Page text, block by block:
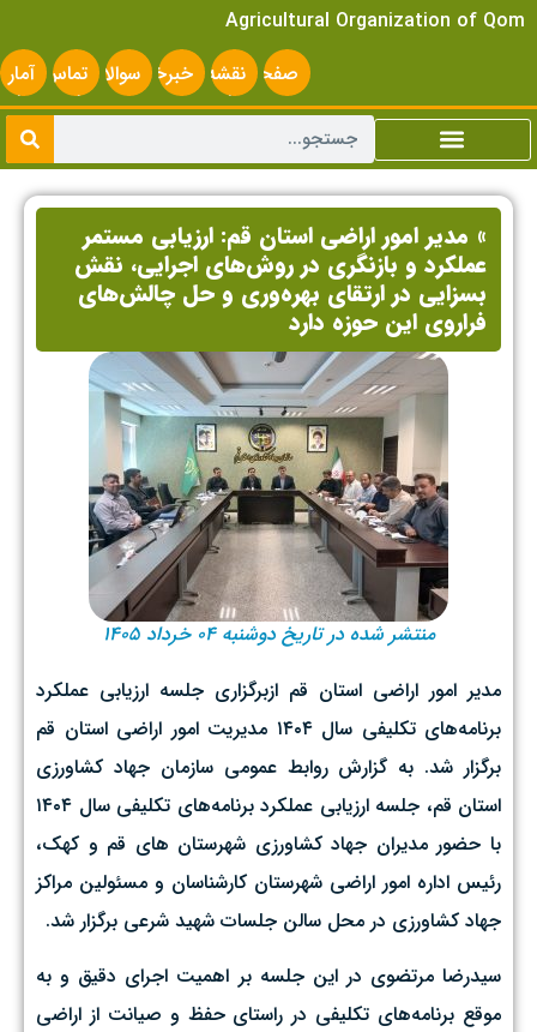
Agricultural Organization of Qom
صفحه
اصلی
نقشه
سایت
خبرخوانسوالات
متداول
تماس
با ما
آمار
» مدیر امور اراضی استان قم: ارزیابی مستمر
عملکرد و بازنگری در روش‌های اجرایی، نقش
بسزایی در ارتقای بهره‌وری و حل چالش‌های
فراروی این حوزه دارد
منتشر شده در تاریخ دوشنبه ۰۴ خرداد ۱۴۰۵
مدیر امور اراضی استان قم ازبرگزاری جلسه ارزیابی عملکرد
برنامه‌های تکلیفی سال ۱۴۰۴ مدیریت امور اراضی استان قم
برگزار شد. به گزارش روابط عمومی سازمان جهاد کشاورزی
استان قم، جلسه ارزیابی عملکرد برنامه‌های تکلیفی سال ۱۴۰۴
با حضور مدیران جهاد کشاورزی شهرستان های قم و کهک،
رئیس اداره امور اراضی شهرستان کارشناسان و مسئولین مراکز
جهاد کشاورزی در محل سالن جلسات شهید شرعی برگزار شد.
سیدرضا مرتضوی در این جلسه بر اهمیت اجرای دقیق و به
موقع برنامه‌های تکلیفی در راستای حفظ و صیانت از اراضی